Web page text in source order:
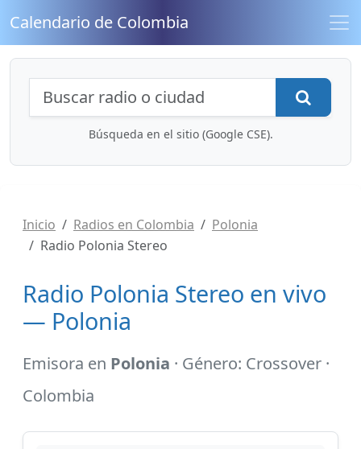
Calendario de Colombia
Búsqueda de radios y contenidos
Búsqueda en el sitio (Google CSE).
Inicio Radios en Colombia
Polonia
Radio Polonia Stereo
Radio Polonia Stereo en vivo
— Polonia
Emisora en Polonia · Género: Crossover ·
Colombia